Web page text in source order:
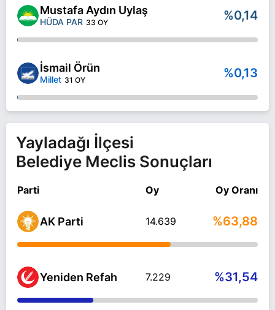
Mustafa Aydın Uylaş
HÜDA PAR 33 OY %0,14
İsmail Örün
Millet 31 OY %0,13
Yayladağı İlçesi
Belediye Meclis Sonuçları
Parti Oy Oy Oranı
AK Parti 14.639 %63,88
Yeniden Refah 7.229 %31,54